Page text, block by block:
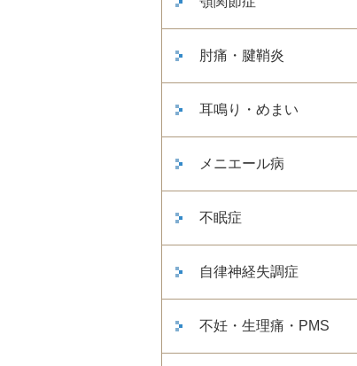
肘痛・腱鞘炎
耳鳴り・めまい
メニエール病
不眠症
自律神経失調症
不妊・生理痛・PMS